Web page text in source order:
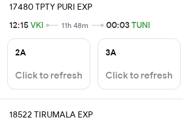
17480 TPTY PURI EXP
12:15VKI 11h 48m 00:03TUNI
2A
Click to refresh
3A
Click to refresh
18522 TIRUMALA EXP